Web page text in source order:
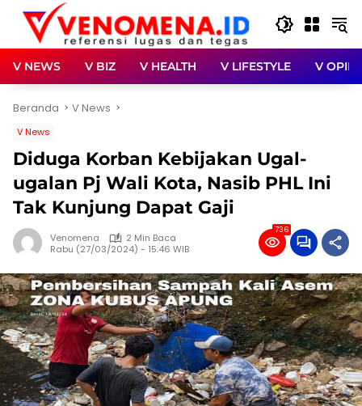
Langsung
konten
V NEWS V BIZ V HEALTH V LIFESTYLE V OPINI
Beranda V News
V News
Diduga Korban Kebijakan Ugal-
ugalan Pj Wali Kota, Nasib PHL Ini
Tak Kunjung Dapat Gaji
Venomena
2 Min Baca
Rabu (27/03/2024) - 15:46 WIB
736